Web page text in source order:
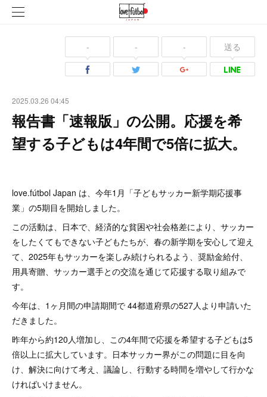
- - - 送る
2025.03.26 04:45
報告書「速報版」の公開。応援を希
望する子どもは4年間で5倍に拡大。
love.fútbol Japan は、今年1月「子どもサッカー新学期応援事
業」の5期目を開始しました。
この活動は、日本で、経済的な貧困や社会格差により、サッカー
をしたくてもできない子どもたちが、春の新学期を安心して迎え
て、2025年もサッカーを楽しみ続けられるよう、奨励金給付、
用具寄贈、サッカー選手との交流を通じて応援する取り組みで
す。
今年は、1ヶ月間の申請期間で 44都道府県の527人より申請いた
だきました。
昨年から約120人増加し、この4年間で応援を希望する子どもは5
倍以上に拡大しています。日本サッカー界がこの問題に目を向
け、解決に向けて考え、議論し、行動する時間を増やして行かな
ければいけません。